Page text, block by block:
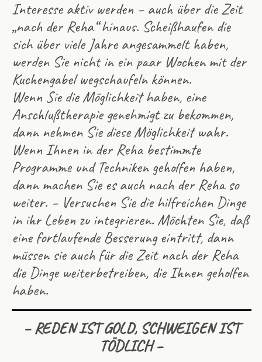
Interesse aktiv werden – auch über die Zeit
„nach der Reha“ hinaus. Scheißhaufen die
sich über viele Jahre angesammelt haben,
werden Sie nicht in ein paar Wochen mit der
Kuchengabel wegschaufeln können.
Wenn Sie die Möglichkeit haben, eine
Anschlußtherapie genehmigt zu bekommen,
dann nehmen Sie diese Möglichkeit wahr.
Wenn Ihnen in der Reha bestimmte
Programme und Techniken geholfen haben,
dann machen Sie es auch nach der Reha so
weiter. – Versuchen Sie die hilfreichen Dinge
in ihr Leben zu integrieren. Möchten Sie, daß
eine fortlaufende Besserung eintritt, dann
müssen sie auch für die Zeit nach der Reha
die Dinge weiterbetreiben, die Ihnen geholfen
haben.
– REDEN IST GOLD, SCHWEIGEN IST
TÖDLICH –